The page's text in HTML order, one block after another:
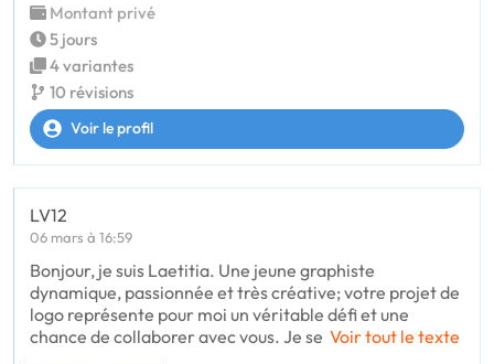
Montant privé
5 jours
4 variantes
10 révisions
Voir le profil
LV12
06 mars à 16:59
Bonjour, je suis Laetitia. Une jeune graphiste
dynamique, passionnée et très créative; votre projet de
logo représente pour moi un véritable défi et une
chance de collaborer avec vous. Je se Voir tout le texte